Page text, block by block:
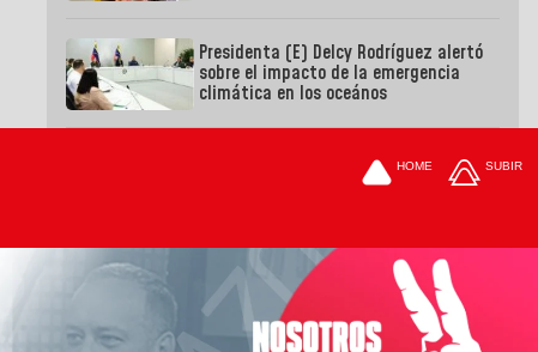
Presidenta (E) Delcy Rodríguez alertó
sobre el impacto de la emergencia
climática en los oceános
HOME SUBIR